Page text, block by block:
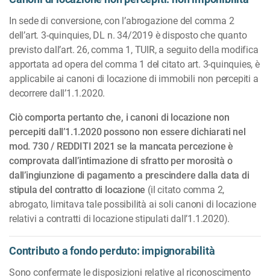
In sede di conversione, con l’abrogazione del comma 2
dell’art. 3-quinquies, DL n. 34/2019 è disposto che quanto
previsto dall’art. 26, comma 1, TUIR, a seguito della modifica
apportata ad opera del comma 1 del citato art. 3-quinquies, è
applicabile ai canoni di locazione di immobili non percepiti a
decorrere dall’1.1.2020.
Ciò comporta pertanto che, i canoni di locazione non
percepiti dall’1.1.2020 possono non essere dichiarati nel
mod. 730 / REDDITI 2021 se la mancata percezione è
comprovata dall’intimazione di sfratto per morosità o
dall’ingiunzione di pagamento a prescindere dalla data di
stipula del contratto di locazione (il citato comma 2,
abrogato, limitava tale possibilità ai soli canoni di locazione
relativi a contratti di locazione stipulati dall’1.1.2020).
Contributo a fondo perduto: impignorabilità
Sono confermate le disposizioni relative al riconoscimento